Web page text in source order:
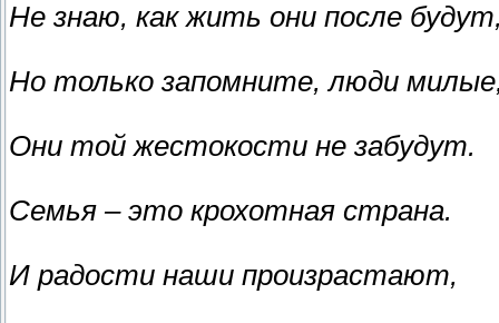
Не знаю, как жить они после
Но только запомните, люди
Они той жестокости не забудут.
Семья – это крохотная страна.
И радости наши произрастают,